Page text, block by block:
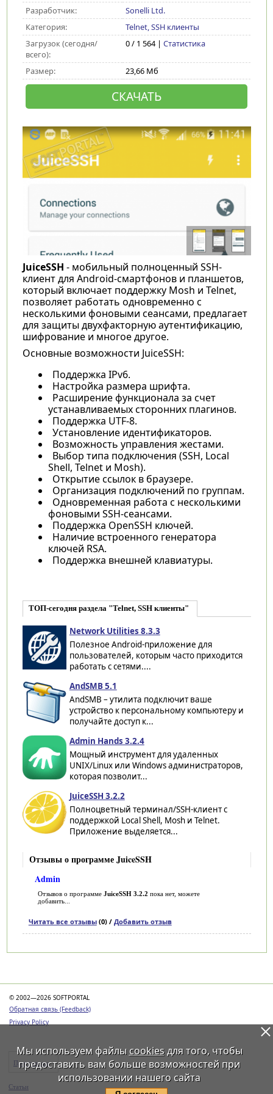
Разработчик:
Sonelli Ltd.
Категория:
Telnet, SSH клиенты
Загрузок (сегодня/
всего):
0 / 1 564 | Статистика
Размер: 23,66 Мб
СКАЧАТЬ
JuiceSSH - мобильный полноценный SSH-
клиент для Android-смартфонов и планшетов,
который включает поддержку Mosh и Telnet,
позволяет работать одновременно с
несколькими фоновыми сеансами, предлагает
для защиты двухфакторную аутентификацию,
шифрование и многое другое.
Основные возможности JuiceSSH:
Поддержка IPv6.
Настройка размера шрифта.
Расширение функционала за счет
устанавливаемых сторонних плагинов.
Поддержка UTF-8.
Установление идентификаторов.
Возможность управления жестами.
Выбор типа подключения (SSH, Local
Shell, Telnet и Mosh).
Открытие ссылок в браузере.
Организация подключений по группам.
Одновременная работа с несколькими
фоновыми SSH-сеансами.
Поддержка OpenSSH ключей.
Наличие встроенного генератора
ключей RSA.
Поддержка внешней клавиатуры.
ТОП-сегодня раздела "Telnet, SSH клиенты"
Network Utilities 8.3.3
Полезное Android-приложение для
пользователей, которым часто приходится
работать с сетями....
AndSMB 5.1
AndSMB – утилита подключит ваше
устройство к персональному компьютеру и
получайте доступ к...
Admin Hands 3.2.4
Мощный инструмент для удаленных
UNIX/Linux или Windows администраторов,
которая позволит...
JuiceSSH 3.2.2
Полноцветный терминал/SSH-клиент с
поддержкой Local Shell, Mosh и Telnet.
Приложение выделяется...
Отзывы о программе JuiceSSH
Admin
Отзывов о программе JuiceSSH 3.2.2 пока нет, можете
добавить...
Читать все отзывы(0) / Добавить отзыв
© 2002—2026 SOFTPORTAL
Обратная связь (Feedback)
Privacy Policy
Программы
Статьи
Мы используем файлы cookiesдля того, чтобы
предоставить вам больше возможностей при
использовании нашего сайта